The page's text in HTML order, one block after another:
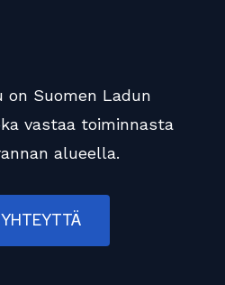
on Suomen Ladun
vastaa toiminnasta
alueella.